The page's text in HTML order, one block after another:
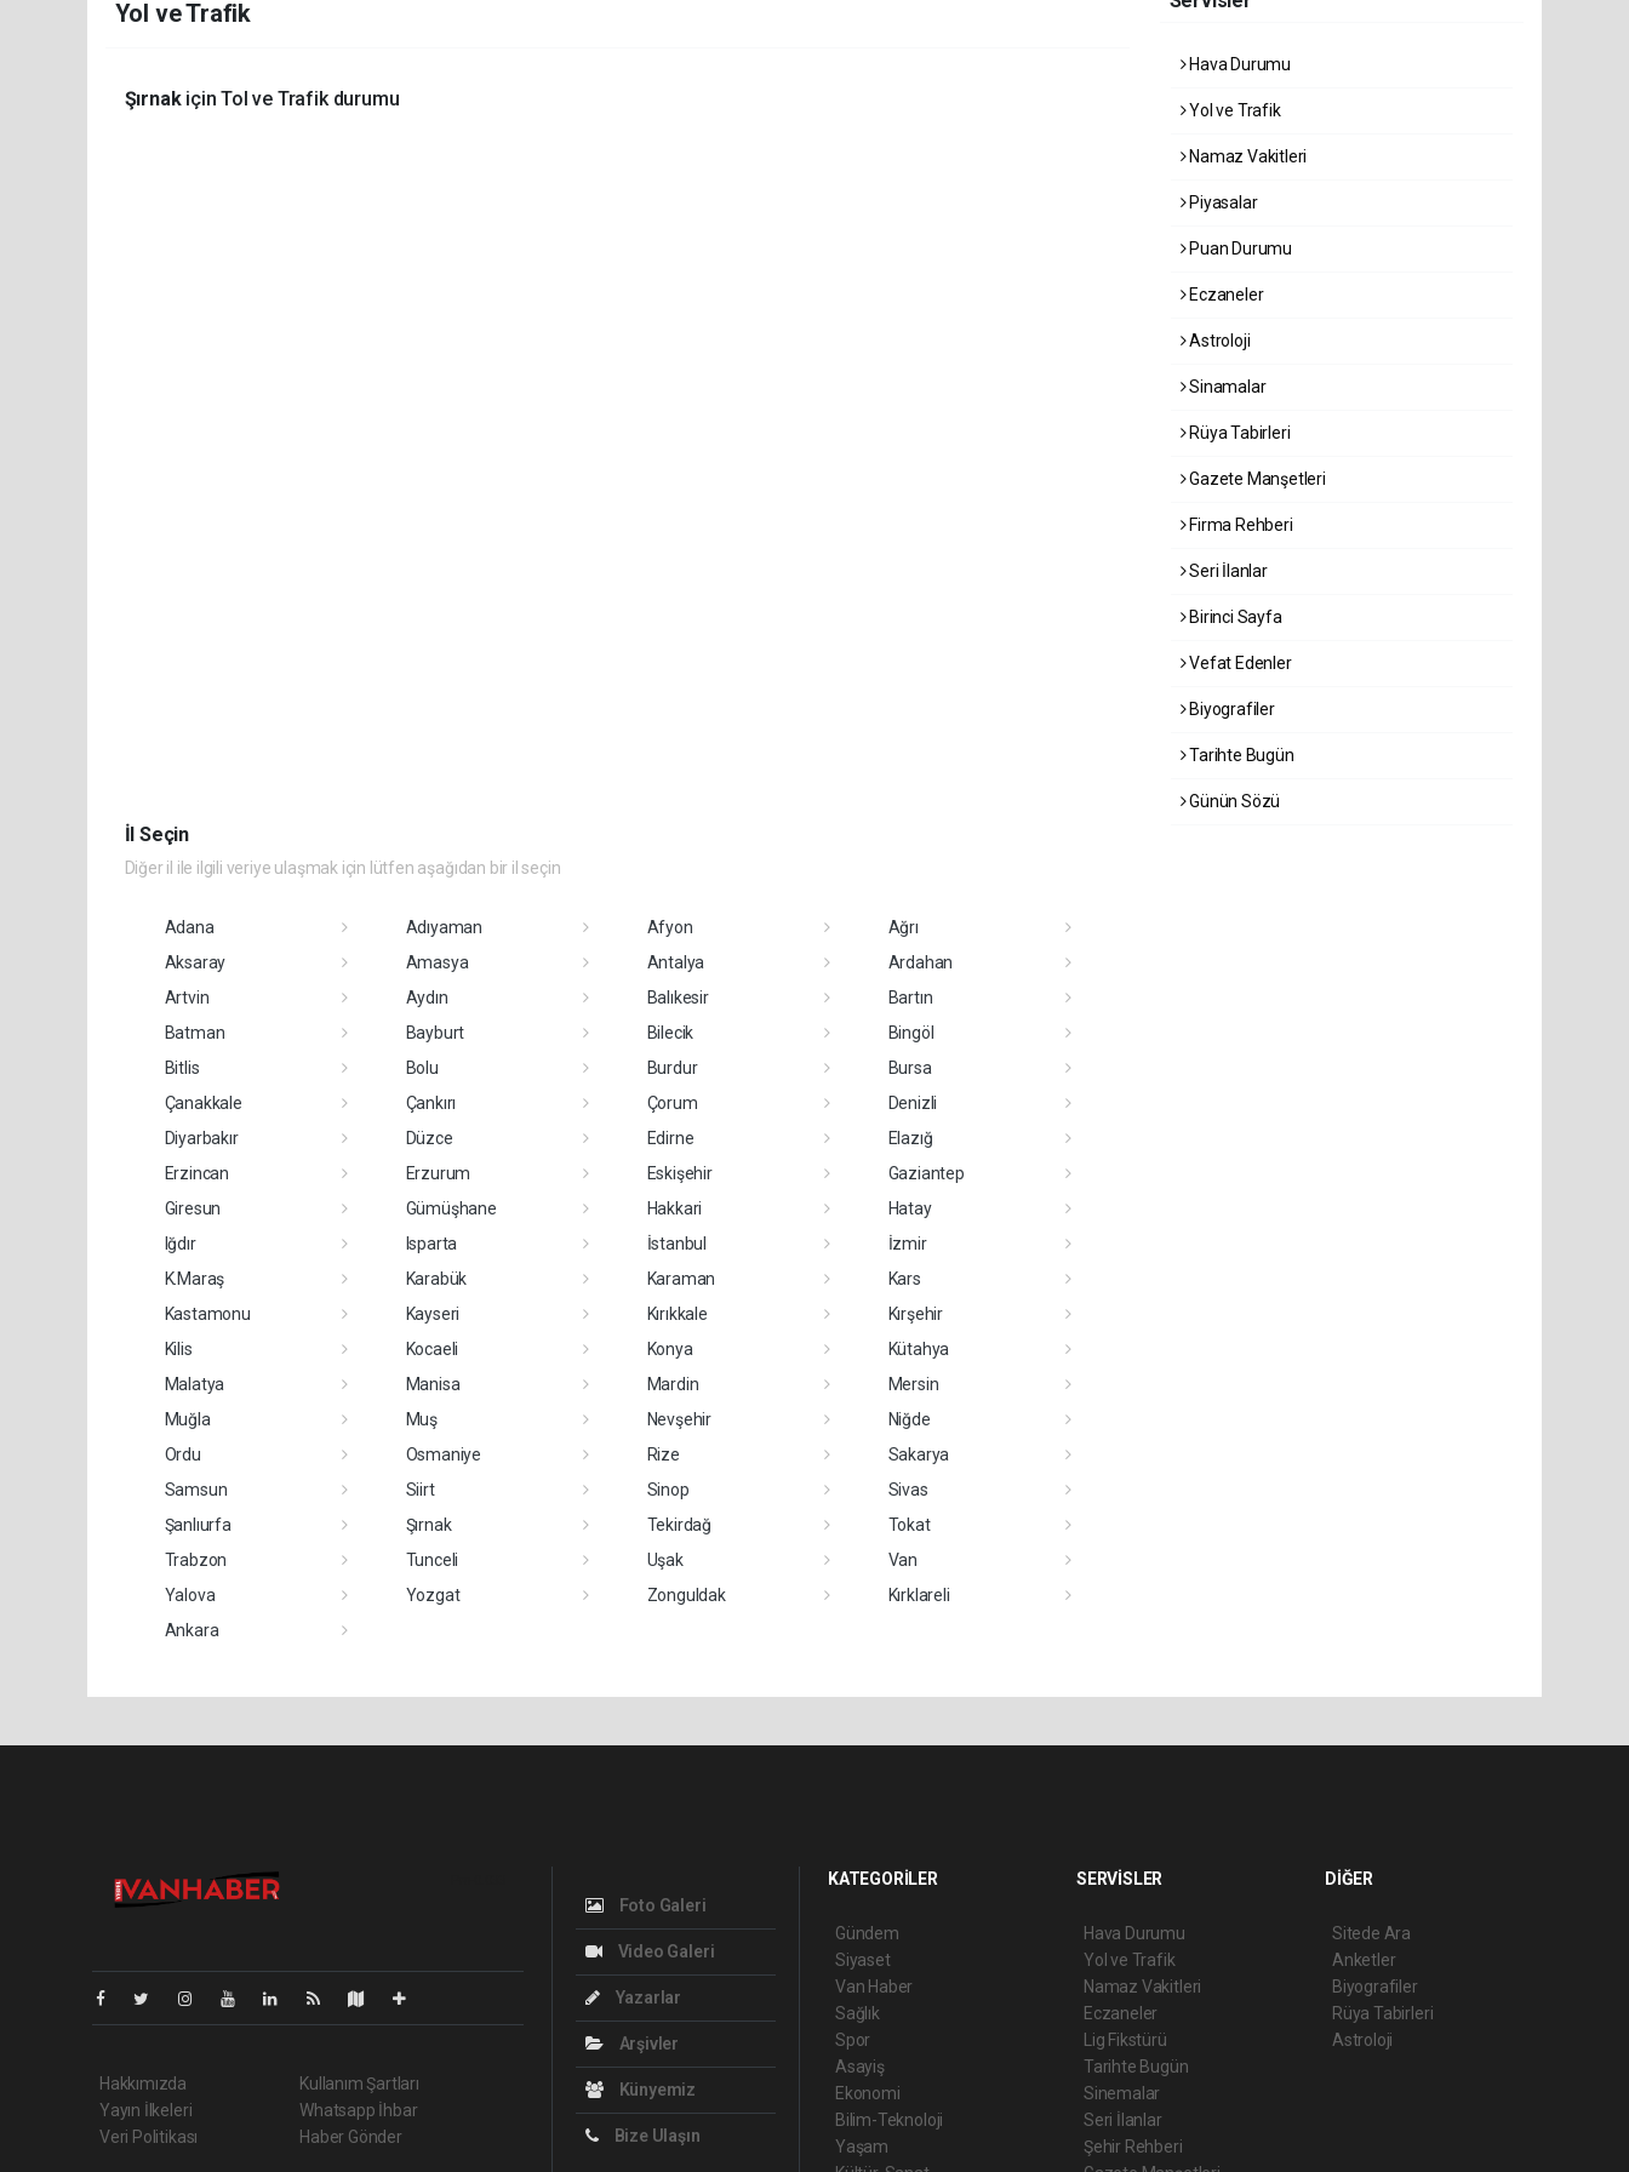
Yol ve Trafik
Şırnak için Tol ve Trafik durumu
İl Seçin
Diğer il ile ilgili veriye ulaşmak için lütfen aşağıdan bir il seçin
Adana Adıyaman Afyon
Ağrı
Aksaray
Amasya Antalya
Ardahan
Artvin
Aydın Balıkesir
Bartın
Batman
Bayburt Bilecik
Bingöl
Bitlis
Bolu Burdur
Bursa
Çanakkale
Çankırı Çorum
Denizli
Diyarbakır
Düzce Edirne
Elazığ
Erzincan
Erzurum Eskişehir
Gaziantep
Giresun
Gümüşhane Hakkari
Hatay
Iğdır
Isparta İstanbul
İzmir
K.Maraş
Karabük Karaman
Kars
Kastamonu
Kayseri Kırıkkale
Kırşehir
Kilis
Kocaeli Konya
Kütahya
Malatya
Manisa Mardin
Mersin
Muğla
Muş Nevşehir
Niğde
Ordu
Osmaniye Rize
Sakarya
Samsun
Siirt Sinop
Sivas
Şanlıurfa
Şırnak Tekirdağ
Tokat
Trabzon
Tunceli Uşak
Van
Yalova
Yozgat Zonguldak
Kırklareli
Ankara
Hava Durumu
Yol ve Trafik
Namaz Vakitleri
Piyasalar
Puan Durumu
Eczaneler
Astroloji
Sinamalar
Rüya Tabirleri
Gazete Manşetleri
Firma Rehberi
Seri İlanlar
Birinci Sayfa
Vefat Edenler
Biyografiler
Tarihte Bugün
Günün Sözü
Hakkımızda
Yayın İlkeleri
Veri Politikası
Kullanım Şartları
Whatsapp İhbar
Haber Gönder
Foto Galeri
Video Galeri
Yazarlar
Arşivler
Künyemiz
Bize Ulaşın
KATEGORİLER
Gündem
Siyaset
Van Haber
Sağlık
Spor
Asayiş
Ekonomi
Bilim-Teknoloji
Yaşam
SERVİSLER
Hava Durumu
Yol ve Trafik
Namaz Vakitleri
Eczaneler
Lig Fikstürü
Tarihte Bugün
Sinemalar
Seri İlanlar
Şehir Rehberi
DİĞER
Sitede Ara
Anketler
Biyografiler
Rüya Tabirleri
Astroloji